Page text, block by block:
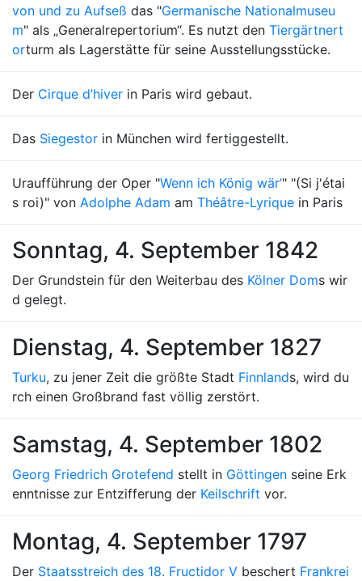
von und zu Aufseß das "Germanische Nationalmuseu
m" als „Generalrepertorium“. Es nutzt den Tiergärtnert
orturm als Lagerstätte für seine Ausstellungsstücke.
Der Cirque d’hiver in Paris wird gebaut.
Das Siegestor in München wird fertiggestellt.
Uraufführung der Oper "Wenn ich König wär’" "(Si j'étai
s roi)" von Adolphe Adam am Théâtre-Lyrique in Paris
Sonntag, 4. September 1842
Der Grundstein für den Weiterbau des Kölner Doms wir
d gelegt.
Dienstag, 4. September 1827
Turku, zu jener Zeit die größte Stadt Finnlands, wird du
rch einen Großbrand fast völlig zerstört.
Samstag, 4. September 1802
Georg Friedrich Grotefend stellt in Göttingen seine Erk
enntnisse zur Entzifferung der Keilschrift vor.
Montag, 4. September 1797
Der Staatsstreich des 18. Fructidor V beschert Frankrei